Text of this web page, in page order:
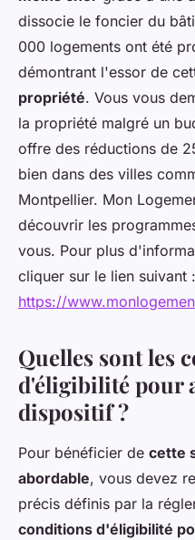
dissocie le foncier du
000 logements ont été
démontrant l'essor de
propriété. Vous vous
la propriété malgré un
offre des réductions de
bien dans des villes
Montpellier. Mon
découvrir les
vous. Pour plus
cliquer sur le lien suivant :
https://
Quelles sont les
d'éligibilité pour
dispositif ?
Pour bénéficier de cette
abordable, vous devez
précis définis par la
conditions d'éligibilité